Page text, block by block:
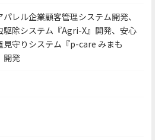
パレル企業顧客管理システム開発、
駆除システム『Agri-X』開発、安心
見守りシステム『p-care みまも
開発